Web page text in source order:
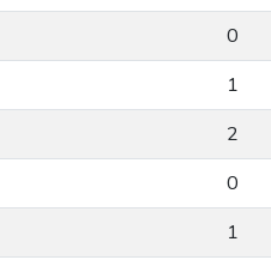
0
1
2
0
1